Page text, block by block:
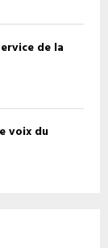
de la
voix du